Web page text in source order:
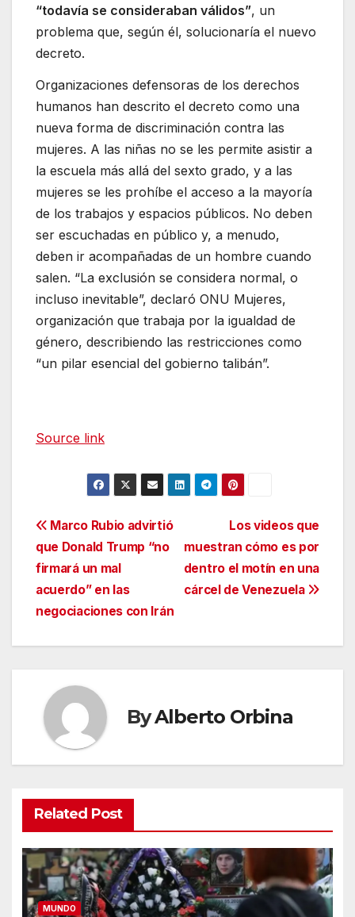
“todavía se consideraban válidos”, un
problema que, según él, solucionaría el nuevo
decreto.
Organizaciones defensoras de los derechos
humanos han descrito el decreto como una
nueva forma de discriminación contra las
mujeres. A las niñas no se les permite asistir a
la escuela más allá del sexto grado, y a las
mujeres se les prohíbe el acceso a la mayoría
de los trabajos y espacios públicos. No deben
ser escuchadas en público y, a menudo,
deben ir acompañadas de un hombre cuando
salen. “La exclusión se considera normal, o
incluso inevitable”, declaró ONU Mujeres,
organización que trabaja por la igualdad de
género, describiendo las restricciones como
“un pilar esencial del gobierno talibán”.
Source link
Navegación
de
entradas
Los videos que
muestran cómo es por
dentro el motín en una
cárcel de Venezuela
Marco Rubio advirtió
que Donald Trump “no
firmará un mal
acuerdo” en las
negociaciones con Irán
ByAlberto Orbina
Related Post
MUNDO